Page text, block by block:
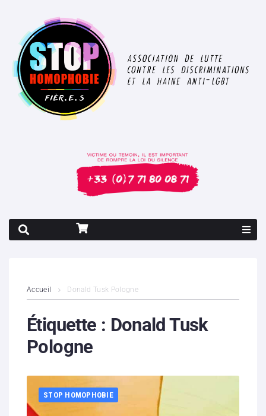
Contenus litigieux
Nous soutenir
Partenaires
Accueil Donald Tusk Pologne
Étiquette : Donald Tusk
Pologne
STOP HOMOPHOBIE